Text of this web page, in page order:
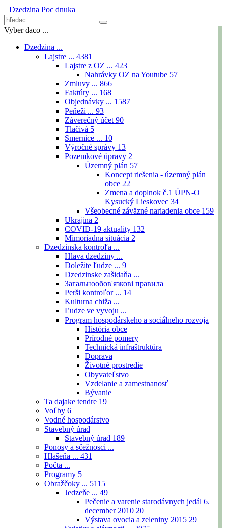
Dzedzina Poc dnuka
Vyber daco ...
Dzedzina ...
Lajstre ... 4381
Lajstre z OZ ... 423
Nahrávky OZ na Youtube 57
Zmluvy ... 866
Faktúry ... 168
Objednávky ... 1587
Peňeži ... 93
Záverečný účet 90
Tlačivá 5
Smernice ... 10
Výročné správy 13
Pozemkové úpravy 2
Územný plán 57
Koncept riešenia - územný plán
obce 22
Zmena a doplnok č.1 ÚPN-O
Kysucký Lieskovec 34
Všeobecné záväzné nariadenia obce 159
Ukrajina 2
COVID-19 aktuality 132
Mimoriadna situácia 2
Dzedzinska kontroľa ...
Hlava dzedziny ...
Doležite ľudze ... 9
Dzedzinske zašidaňa ...
Загальнообов'язкові правила
Perši kontroľor ... 14
Kulturna chiža ...
Ľudze ve vyvoju ...
Program hospodárskeho a sociálneho rozvoja
História obce
Prírodné pomery
Technická infraštruktúra
Doprava
Životné prostredie
Obyvateľstvo
Vzdelanie a zamestnanosť
Bývanie
Ta dajake tendre 19
Voľby 6
Vodné hospodárstvo
Stavebný úrad
Stavebný úrad 189
Ponosy a sčežnosci ...
Hlašeňa ... 431
Počta ...
Programy 5
Obražčoky ... 5115
Jedzeňe ... 49
Pečenie a varenie starodávnych jedál 6.
december 2010 20
Výstava ovocia a zeleniny 2015 29